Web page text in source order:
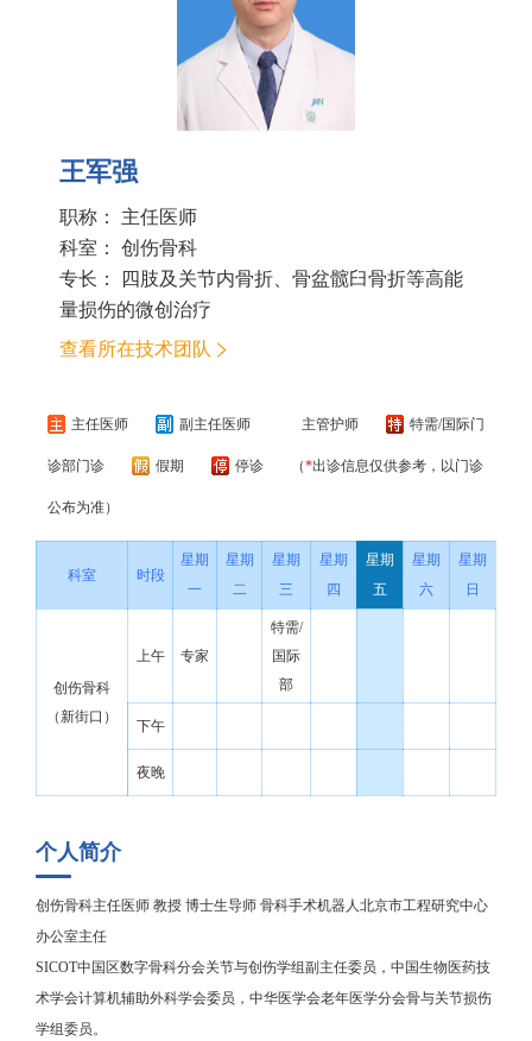
王军强
职称： 主任医师
科室： 创伤骨科
专长： 四肢及关节内骨折、骨盆髋臼骨折等高能
量损伤的微创治疗
查看所在技术团队
主任医师 副主任医师 主管护师 特需/国际门
诊部门诊 假期 停诊 （*出诊信息仅供参考，以门诊
公布为准）
科室 时段
星期
一
星期
二
星期
三
星期
四
星期
五
星期
六
星期
日
创伤骨科
（新街口）
上午 专家
特需/
国际
部
下午
夜晚
个人简介
创伤骨科主任医师 教授 博士生导师 骨科手术机器人北京市工程研究中心
办公室主任
SICOT中国区数字骨科分会关节与创伤学组副主任委员，中国生物医药技
术学会计算机辅助外科学会委员，中华医学会老年医学分会骨与关节损伤
学组委员。